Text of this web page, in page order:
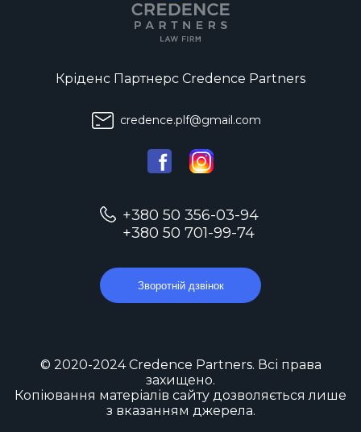
Кріденс Партнерс Credence Partners
credence.plf@gmail.com
+380 50 356-03-94
+380 50 701-99-74
Зворотній дзвінок
© 2020-2024 Credence Partners. Всі права
захищено.
Копіювання матеріалів сайту дозволяється лише
з вказанням джерела.